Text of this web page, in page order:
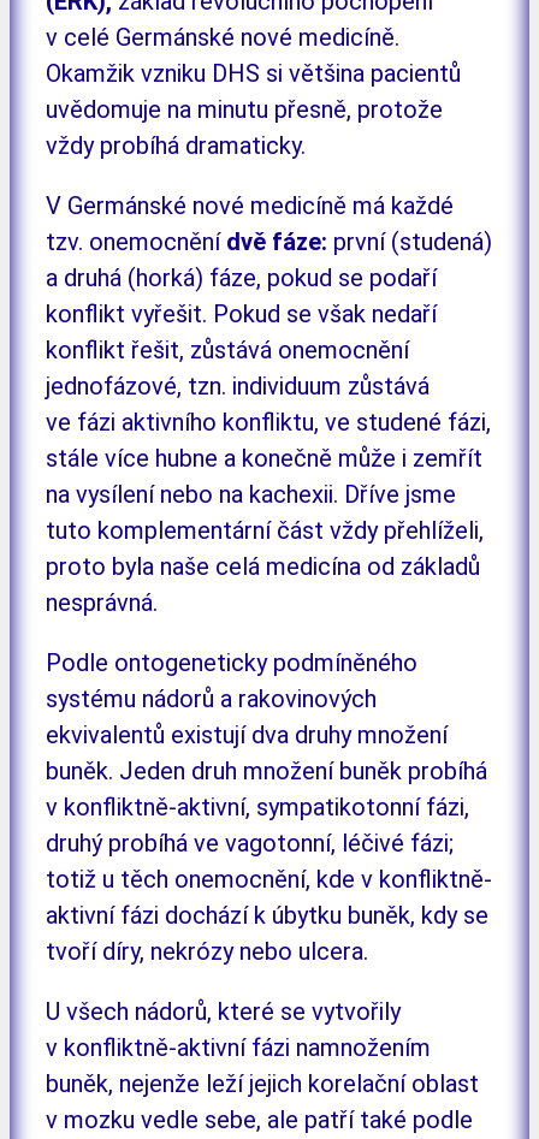
v celé Germánské nové medicíně.
Okamžik vzniku DHS si většina pacientů
uvědomuje na minutu přesně, protože
vždy probíhá dramaticky.
V Germánské nové medicíně má každé
tzv. onemocnění dvě fáze: první (studená)
a druhá (horká) fáze, pokud se podaří
konflikt vyřešit. Pokud se však nedaří
konflikt řešit, zůstává onemocnění
jednofázové, tzn. individuum zůstává
ve fázi aktivního konfliktu, ve studené fázi,
stále více hubne a konečně může i zemřít
na vysílení nebo na kachexii. Dříve jsme
tuto komplementární část vždy přehlíželi,
proto byla naše celá medicína od základů
nesprávná.
Podle ontogeneticky podmíněného
systému nádorů a rakovinových
ekvivalentů existují dva druhy množení
buněk. Jeden druh množení buněk probíhá
v konfliktně-aktivní, sympatikotonní fázi,
druhý probíhá ve vagotonní, léčivé fázi;
totiž u těch onemocnění, kde v konfliktně-
aktivní fázi dochází k úbytku buněk, kdy se
tvoří díry, nekrózy nebo ulcera.
U všech nádorů, které se vytvořily
v konfliktně-aktivní fázi namnožením
buněk, nejenže leží jejich korelační oblast
v mozku vedle sebe, ale patří také podle